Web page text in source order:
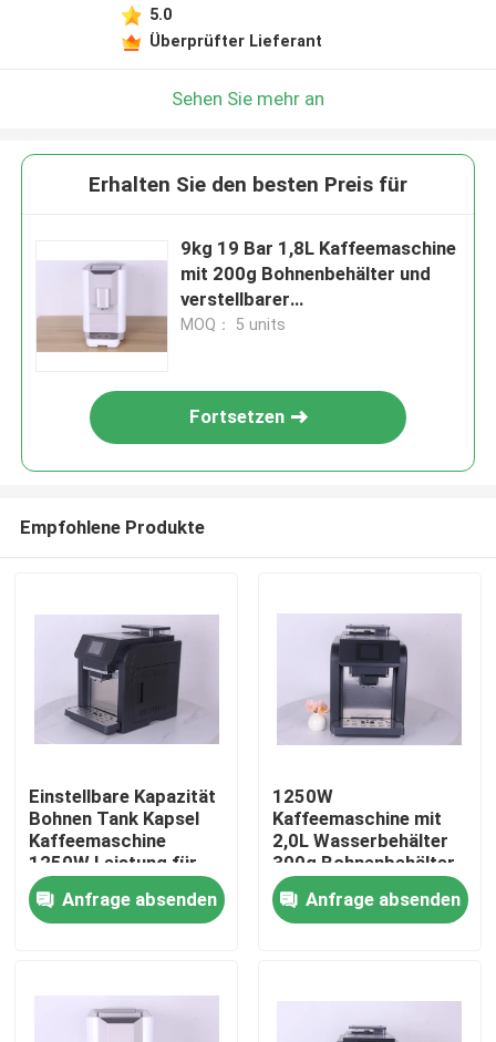
Haus
5.0
Überprüfter Lieferant
Sehen Sie mehr an
Erhalten Sie den besten Preis für
9kg 19 Bar 1,8L Kaffeemaschine
mit 200g Bohnenbehälter und
verstellbarer
Kaffeenausgangshöhe
MOQ： 5 units
Fortsetzen
Empfohlene Produkte
Einstellbare Kapazität
Bohnen Tank Kapsel
Kaffeemaschine
1250W Leistung für
perfekte Brauereien
Anfrage absenden
1250W
Kaffeemaschine mit
2,0L Wasserbehälter
300g Bohnenbehälter
und 70-140mm
Kaffeenausgangshöhe
Anfrage absenden